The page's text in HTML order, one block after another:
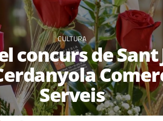
CULTURA
concurs de Sant
Serveis